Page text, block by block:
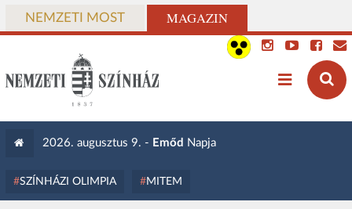
NEMZETI MOST MAGAZIN
2026. augusztus 9. - Emőd Napja
SZÍNHÁZI OLIMPIA MITEM